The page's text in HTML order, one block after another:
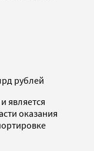
рублей
является
оказания